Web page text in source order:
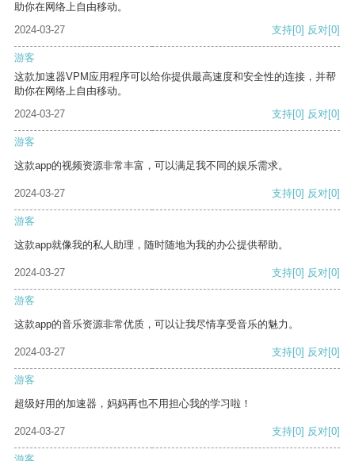
助你在网络上自由移动。
2024-03-27
支持[0] 反对[0]
游客
这款加速器VPM应用程序可以给你提供最高速度和安全性的连接，并帮
助你在网络上自由移动。
2024-03-27
支持[0] 反对[0]
游客
这款app的视频资源非常丰富，可以满足我不同的娱乐需求。
2024-03-27 支持[0] 反对[0]
游客
这款app就像我的私人助理，随时随地为我的办公提供帮助。
2024-03-27 支持[0] 反对[0]
游客
这款app的音乐资源非常优质，可以让我尽情享受音乐的魅力。
2024-03-27 支持[0] 反对[0]
游客
超级好用的加速器，妈妈再也不用担心我的学习啦！
2024-03-27 支持[0] 反对[0]